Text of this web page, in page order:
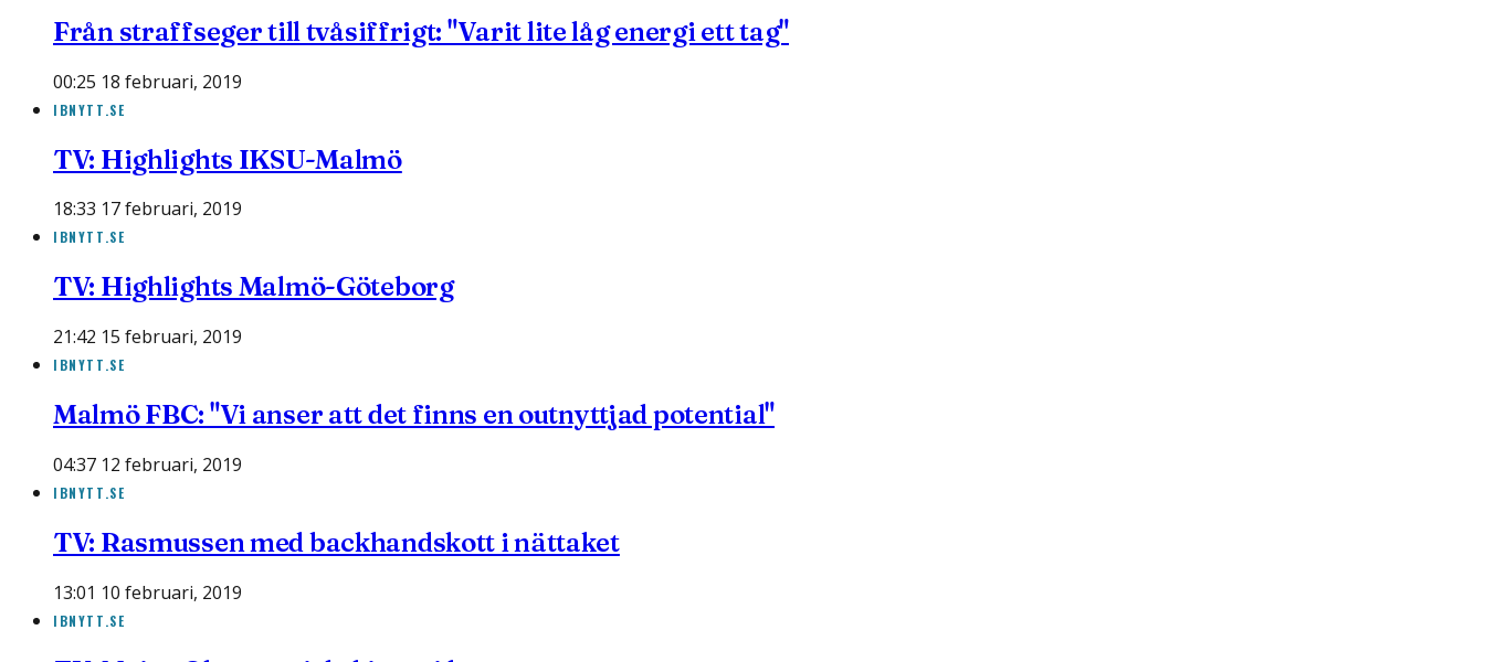
Från straffseger till tvåsiffrigt: "Varit lite låg energi ett tag"
00:25 18 februari, 2019
IBNYTT.SE
TV: Highlights IKSU-Malmö
18:33 17 februari, 2019
IBNYTT.SE
TV: Highlights Malmö-Göteborg
21:42 15 februari, 2019
IBNYTT.SE
Malmö FBC: "Vi anser att det finns en outnyttjad potential"
04:37 12 februari, 2019
IBNYTT.SE
TV: Rasmussen med backhandskott i nättaket
13:01 10 februari, 2019
IBNYTT.SE